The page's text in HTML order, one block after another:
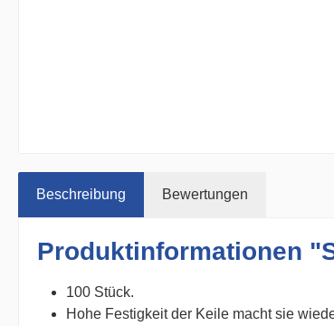
Beschreibung Bewertungen
Produktinformationen
100 Stück.
Hohe Festigkeit der Keile macht sie